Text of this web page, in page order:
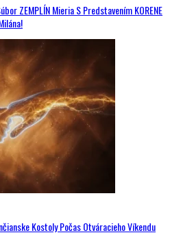
ZEMPLÍN Mieria S Predstavením KORENE
Kostoly Počas Otváracieho Víkendu